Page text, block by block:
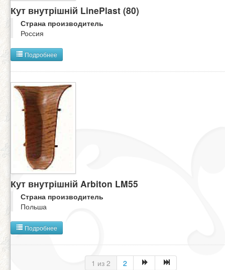
Кут внутрішній LinePlast (80)
Страна производитель
Россия
Подробнее
Кут внутрішній Arbiton LM55
Страна производитель
Польша
Подробнее
1 из 2 2